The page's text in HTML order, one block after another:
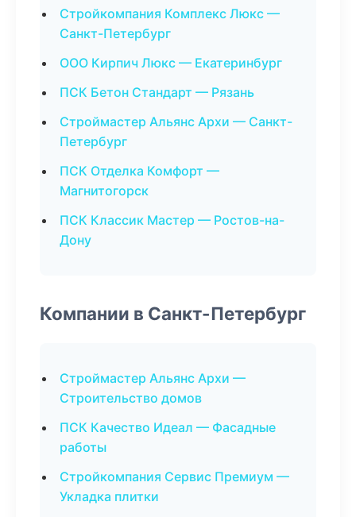
Стройкомпания Комплекс Люкс —
Санкт-Петербург
ООО Кирпич Люкс — Екатеринбург
ПСК Бетон Стандарт — Рязань
Строймастер Альянс Архи — Санкт-
Петербург
ПСК Отделка Комфорт —
Магнитогорск
ПСК Классик Мастер — Ростов-на-
Дону
Компании в Санкт-Петербург
Строймастер Альянс Архи —
Строительство домов
ПСК Качество Идеал — Фасадные
работы
Стройкомпания Сервис Премиум —
Укладка плитки